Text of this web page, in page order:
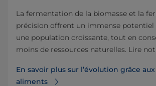
La fermentation de la biomasse et la
précision offrent un immense
une population croissante, tout en
moins de ressources naturelles. Lire
En savoir plus sur l’évolution grâce
aliments